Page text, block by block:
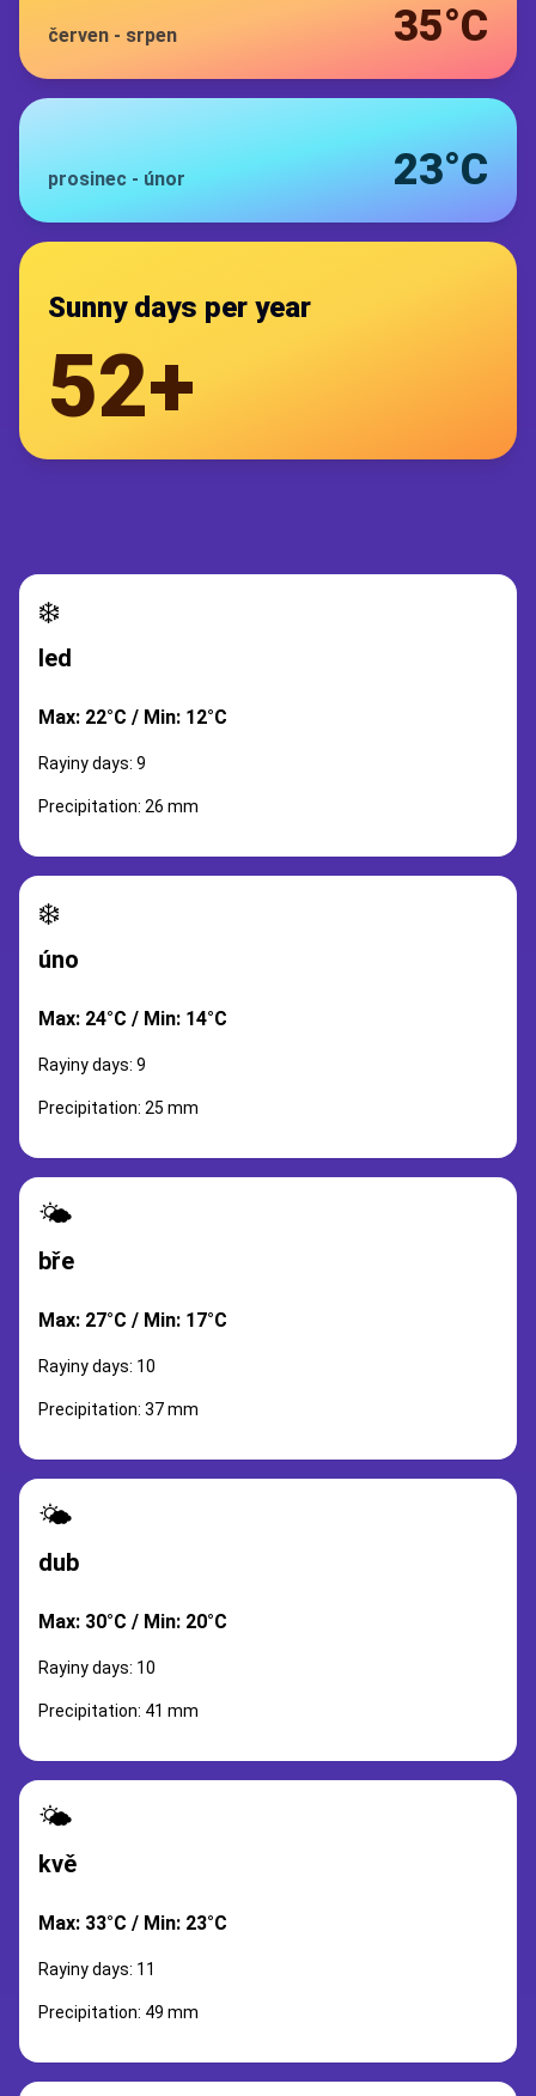
červen - srpen 35°C
prosinec - únor 23°C
Sunny days per year
52+
❄️
led
Max: 22°C / Min: 12°C
Rayiny days: 9
Precipitation: 26 mm
❄️
úno
Max: 24°C / Min: 14°C
Rayiny days: 9
Precipitation: 25 mm
🌤️
bře
Max: 27°C / Min: 17°C
Rayiny days: 10
Precipitation: 37 mm
🌤️
dub
Max: 30°C / Min: 20°C
Rayiny days: 10
Precipitation: 41 mm
🌤️
kvě
Max: 33°C / Min: 23°C
Rayiny days: 11
Precipitation: 49 mm